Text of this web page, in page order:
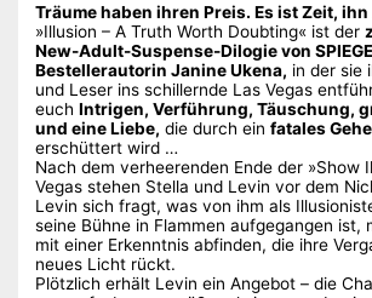
Träume haben ihren Preis. Es ist Zeit,
»Illusion – A Truth Worth Doubting« ist der
New-Adult-Suspense-Dilogie von
Bestellerautorin Janine Ukena, in der sie
und Leser ins schillernde Las Vegas
euchIntrigen, Verführung, Täuschung,
und eine Liebe, die durch einfatales
erschüttert wird …
Nach dem verheerenden Ende der »Show
Vegas stehen Stella und Levin vor dem
Levin sich fragt, was von ihm als
seine Bühne in Flammen aufgegangen ist,
mit einer Erkenntnis abfinden, die ihre
neues Licht rückt.
Plötzlich erhält Levin ein Angebot – die